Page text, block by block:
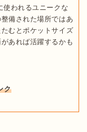
備された場所ではあ
むとポケットサイズ
あれば活躍するかも
ク